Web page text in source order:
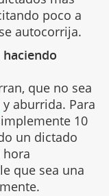
poco a
autocorrija.
que no sea
y aburrida. Para
10
un dictado
que sea una